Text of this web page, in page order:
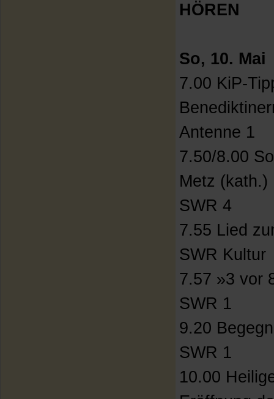
HÖREN
So, 10. Mai
7.00 KiP-
Antenne 1
7.50/8.00
Metz (kath.)
SWR 4
7.55 Lied
SWR Kultur
7.57 »3 vor
SWR 1
9.20
SWR 1
10.00